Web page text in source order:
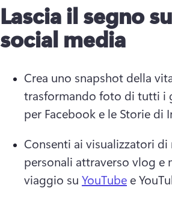
Lascia il segno
social media
Crea uno snapshot della
trasformando foto di tutti i
per Facebook e le Storie di
Consenti ai visualizzatori
personali attraverso vlog e
viaggio su YouTube e